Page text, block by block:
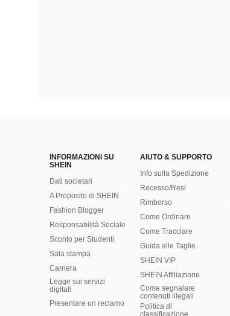
INFORMAZIONI SU
SHEIN
Dati societari
A Proposito di SHEIN
Fashion Blogger
Responsabilità Sociale
Sconto per Studenti
Sala stampa
Carriera
Legge sui servizi
digitali
Presentare un reclamo
AIUTO & SUPPORTO
Info sulla Spedizione
Recesso/Resi
Rimborso
Come Ordinare
Come Tracciare
Guida alle Taglie
SHEIN VIP
SHEIN Affiliazione
Come segnalare
contenuti illegali
Politica di
classificazione